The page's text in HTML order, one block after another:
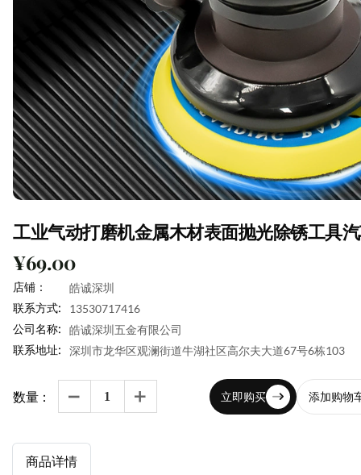
工业气动打磨机金属木材表面抛光除锈工具
¥69.00
店铺： 皓诚深圳
联系方式: 13530717416
公司名称: 皓诚深圳五金有限公司
联系地址: 深圳市龙华区观澜街道牛湖社区高尔夫大道67号6栋103
数量：   立即购买 添加购物
商品详情